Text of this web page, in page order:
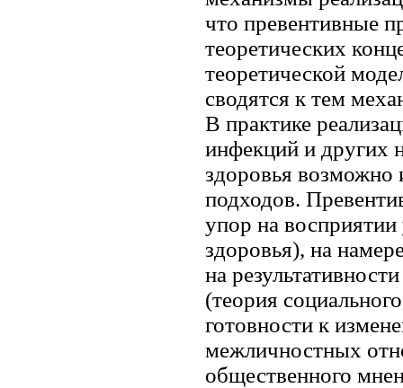
что превентивные
теоретических
теоретической
сводятся к тем
В практике
инфекций и других
здоровья возможно
подходов.
упор на
здоровья), на
на
(теория
готовности к
межличностных
общественного